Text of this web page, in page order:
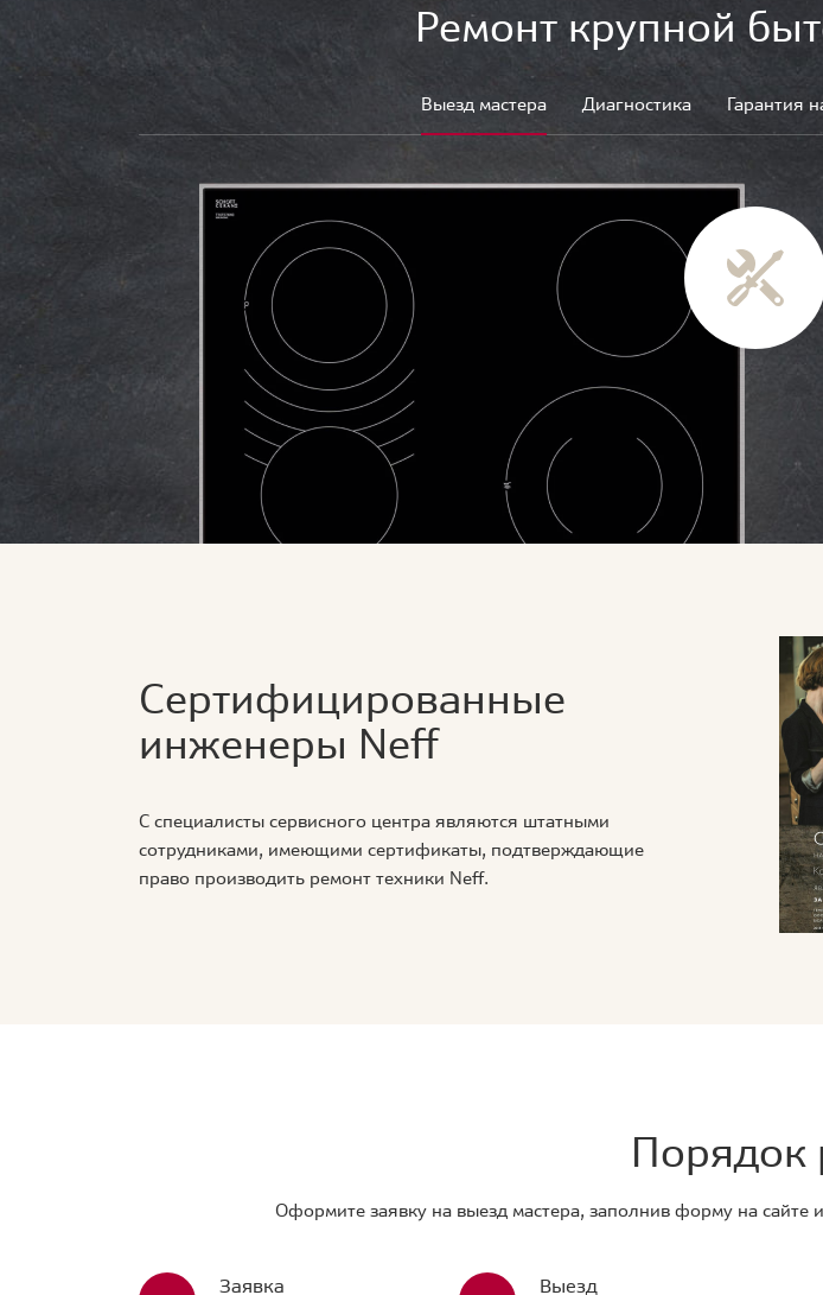
Ремонт крупной
Выезд мастера Диагностика Гарантия
Сертифицированные
инженеры Neff
С специалисты сервисного центра являются штатными
сотрудниками, имеющими сертификаты, подтверждающие
право производить ремонт техники Neff.
Порядок
Оформите заявку на выезд мастера, заполнив форму на сайте
Заявка Выезд